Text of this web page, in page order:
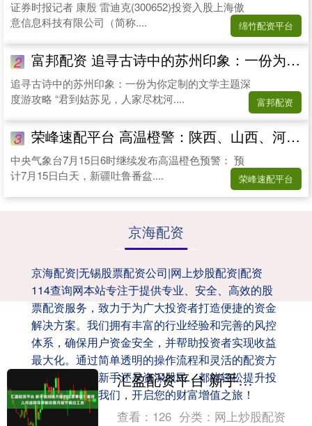
证券时报记者 康殷 雷迪克(300652)投资入股上海傲
意信息科技有限公司（简称....
绵竹配资平台
2 富邦配资 追寻古诗中的苏州印象：一份为你定制的文学主题深度游攻略
追寻古诗中的苏州印象：一份为你定制的文学主题深
度游攻略 “君到姑苏见，人家尽枕河....
富邦配资
3 荣峰速配平台 高温橙警：陕西、山西、河北、河南、山东等地局地或超40℃
中央气象台7月15日6时继续发布高温橙色预警： 预
计7月15日白天，新疆吐鲁番盆....
荣峰速配平台
京海配资
京海配资|无锡股票配资公司|网上炒股配资|配资
114查询网本站专注于提供专业、安全、高效的股
票配资服务，致力于为广大投资者打造便捷的资金
解决方案。我们拥有丰富的行业经验和完善的风控
体系，确保用户资金安全，并帮助投资者实现收益
最大化。通过简单透明的操作流程和灵活的配资方
案，无论您是新手还是资深股民，都能轻松提升投
资效率。选择我们，开启您的财富增值之旅！
汇盈配资平台 新手爸妈找月嫂的注意事项？蜜伢儿何进丽导师教你算月嫂节假日工资
查看： 126 分类： 网上炒股配资